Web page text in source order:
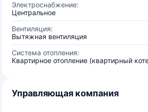
Электроснабжение:
Центральное
Вентиляция:
Вытяжная вентиляция
Система отопления:
Квартирное отопление (квартирный
Управляющая компания